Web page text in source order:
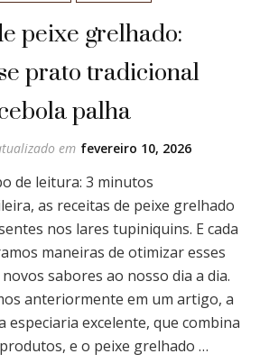
peixe grelhado:
prato tradicional
palha
em fevereiro 10, 2026
de leitura: 3 minutos
as receitas de peixe grelhado
nos lares tupiniquins. E cada
maneiras de otimizar esses
sabores ao nosso dia a dia.
anteriormente em um artigo, a
especiaria excelente, que combina
e o peixe grelhado …